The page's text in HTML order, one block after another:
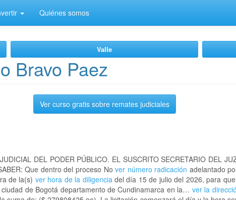
Quiénes somos
Valle
Bravo Paez
Ver curso gratis sobre remates judiciales
DEL PODER PÚBLICO. EL SUSCRITO SECRETARIO DEL
Que dentro del proceso Nover número radicación adelantado
de la(s) ver hora de la diligenciadel día 15 de julio del 2026, para
de Bogotá departamento de Cundinamarca en la… ver la